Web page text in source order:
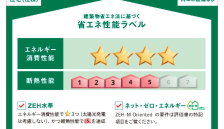
大垣中央病院 徒歩5分（約350m）